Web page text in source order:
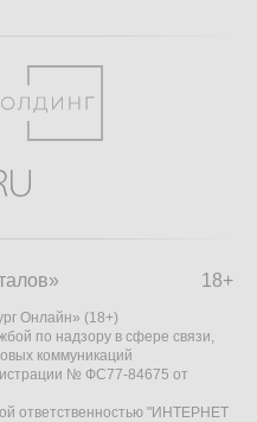
18+
Онлайн» (18+)
по надзору в сфере связи,
коммуникаций
№ ФС77-84675 от
ответственностью "ИНТЕРНЕТ